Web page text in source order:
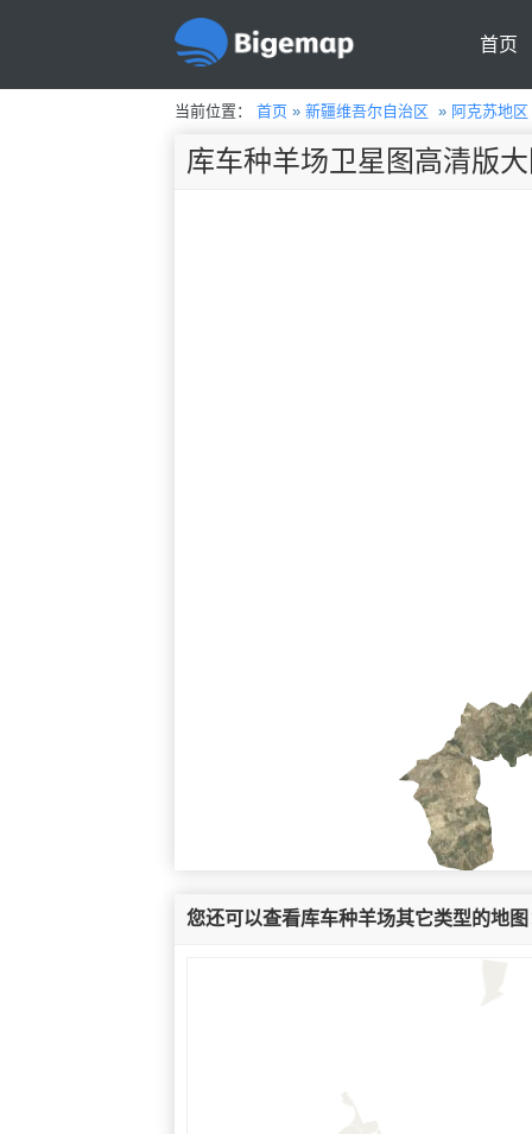
首页
当前位置： 首页» 新疆维吾尔自治区 » 阿克苏地区
库车种羊场卫星图高清版
您还可以查看库车种羊场其它类型的地图